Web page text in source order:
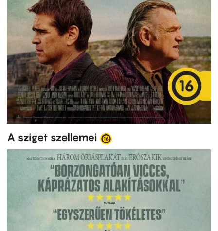
A sziget szellemei